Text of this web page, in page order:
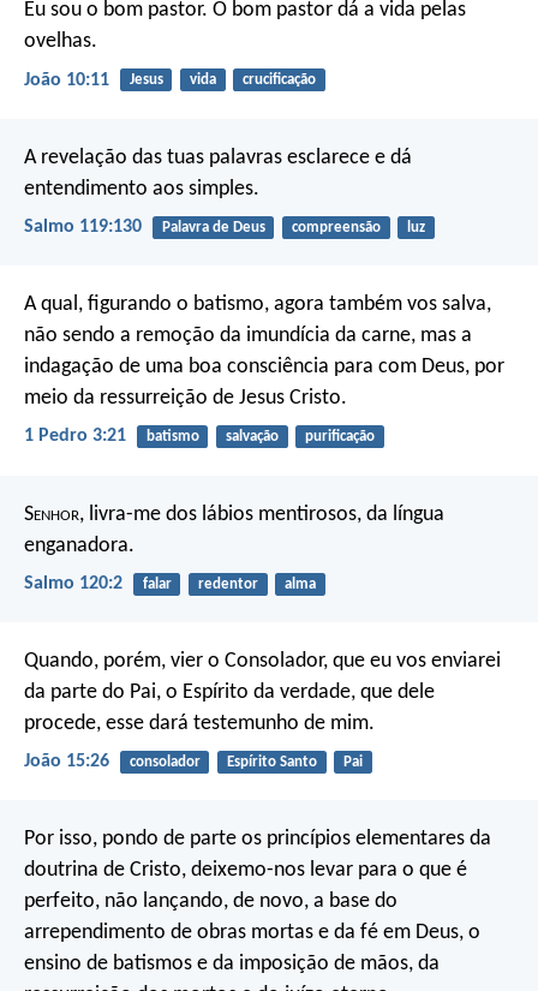
Eu sou o bom pastor. O bom pastor dá a vida pelas
ovelhas.
João 10:11 Jesus vida crucificação
A revelação das tuas palavras esclarece e dá
entendimento aos simples.
Salmo 119:130 Palavra de Deus compreensão luz
A qual, figurando o batismo, agora também vos salva,
não sendo a remoção da imundícia da carne, mas a
indagação de uma boa consciência para com Deus, por
meio da ressurreição de Jesus Cristo.
1 Pedro 3:21 batismo salvação purificação
Senhor, livra-me dos lábios mentirosos, da língua
enganadora.
Salmo 120:2 falar redentor alma
Quando, porém, vier o Consolador, que eu vos enviarei
da parte do Pai, o Espírito da verdade, que dele
procede, esse dará testemunho de mim.
João 15:26 consolador Espírito Santo Pai
Por isso, pondo de parte os princípios elementares da
doutrina de Cristo, deixemo-nos levar para o que é
perfeito, não lançando, de novo, a base do
arrependimento de obras mortas e da fé em Deus, o
ensino de batismos e da imposição de mãos, da